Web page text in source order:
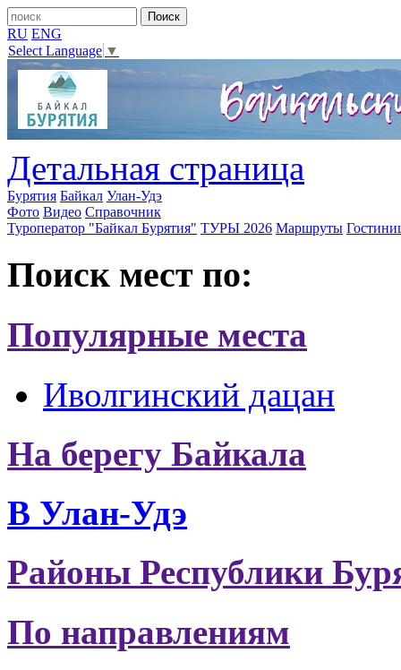
RU ENG
Select Language ▼
Детальная страница
Бурятия Байкал Улан-Удэ
Фото Видео Справочник
Туроператор "Байкал Бурятия" ТУРЫ 2026 Маршруты
Поиск мест по:
Популярные места
Иволгинский дацан
На берегу Байкала
В Улан-Удэ
Районы Республики
По направлениям